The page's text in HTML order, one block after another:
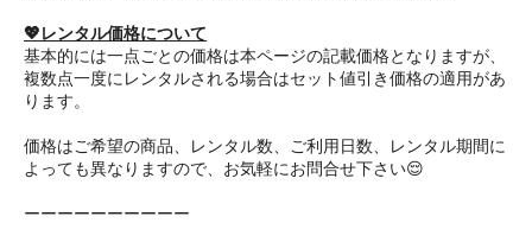
💖レンタル価格について
基本的には一点ごとの価格は本ページの記載価格となりますが、
複数点一度にレンタルされる場合はセット値引き価格の適用があ
ります。
価格はご希望の商品、レンタル数、ご利用日数、レンタル期間に
よっても異なりますので、お気軽にお問合せ下さい😌
ーーーーーーーーーー